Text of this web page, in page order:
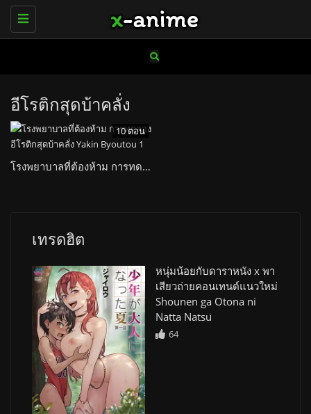
Toggle
navigation
อีโรติกสุดบ้าคลั่ง
10 ตอน
โรงพยาบาลที่ต้องห้าม การทดลองอีโรติกสุดบ้าคลั่ง Yakin Byoutou
เทรดฮิต
หนุ่มน้อยกับดาราหนัง x พา
เสียวถ่ายคอนเทนต์แนวใหม่
Shounen ga Otona ni
Natta Natsu
64